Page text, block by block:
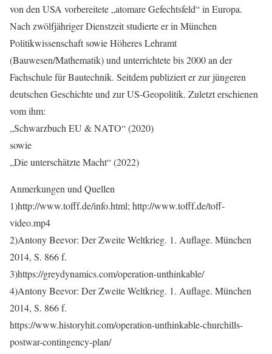
von den USA vorbereitete „atomare Gefechtsfeld“ in Europa.
Nach zwölfjähriger Dienstzeit studierte er in München
Politikwissenschaft sowie Höheres Lehramt
(Bauwesen/Mathematik) und unterrichtete bis 2000 an der
Fachschule für Bautechnik. Seitdem publiziert er zur jüngeren
deutschen Geschichte und zur US-Geopolitik. Zuletzt erschienen
vom ihm:
„Schwarzbuch EU & NATO“ (2020)
sowie
„Die unterschätzte Macht“ (2022)
Anmerkungen und Quellen
1)http://www.tofff.de/info.html; http://www.tofff.de/toff-
video.mp4
2)Antony Beevor: Der Zweite Weltkrieg. 1. Auflage. München
2014, S. 866 f.
3)https://greydynamics.com/operation-unthinkable/
4)Antony Beevor: Der Zweite Weltkrieg. 1. Auflage. München
2014, S. 866 f.
https://www.historyhit.com/operation-unthinkable-churchills-
postwar-contingency-plan/